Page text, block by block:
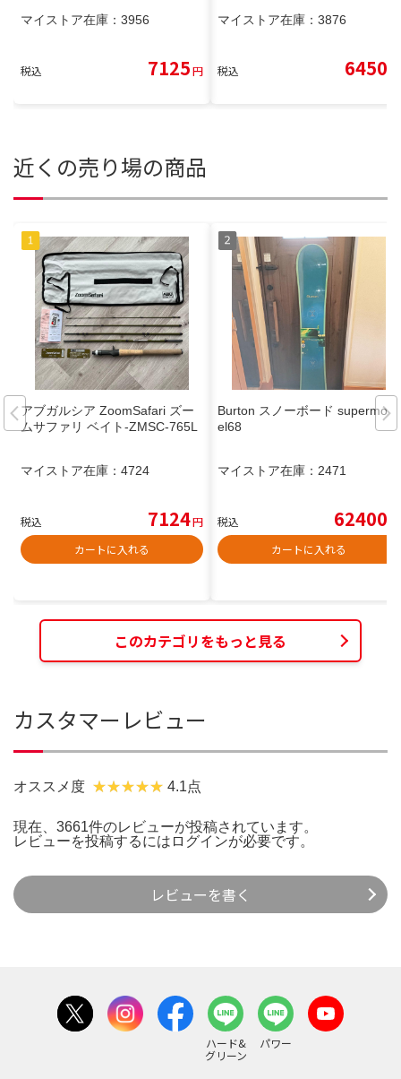
マイストア在庫： 3956
税込 7125円
マイストア在庫： 3876
税込 6450
近くの売り場の商品
アブガルシア ZoomSafari ズー
ムサファリ ベイト-ZMSC-765L
マイストア在庫： 4724
税込 7124円
カートに入れる
Burton スノーボード supermod
el68
マイストア在庫： 2471
税込 62400
カートに入れる
このカテゴリをもっと見る
カスタマーレビュー
オススメ度 4.1点
現在、3661件のレビューが投稿されています。
レビューを投稿するには ログインが必要です。
レビューを書く
ハード&
グリーン
パワー